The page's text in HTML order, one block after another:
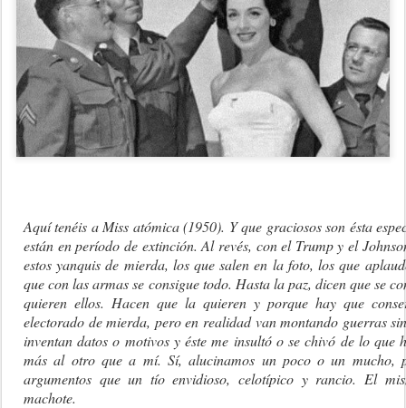
Aquí tenéis a Miss atómica (1950). Y que graciosos son ésta
están en período de extinción. Al revés, con el Trump y el
estos yanquis de mierda, los que salen en la foto, los que
que con las armas se consigue todo. Hasta la paz, dicen que se
quieren ellos. Hacen que la quieren y porque hay que
electorado de mierda, pero en realidad van montando guerras
inventan datos o motivos y éste me insultó o se chivó de lo que
más al otro que a mí. Sí, alucinamos un poco o un mucho,
argumentos que un tío envidioso, celotípico y rancio. El
machote.